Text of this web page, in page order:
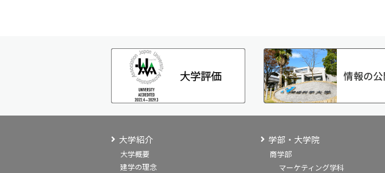
大学紹介
大学概要
建学の理念
学部・大学院
商学部
マーケティング学科